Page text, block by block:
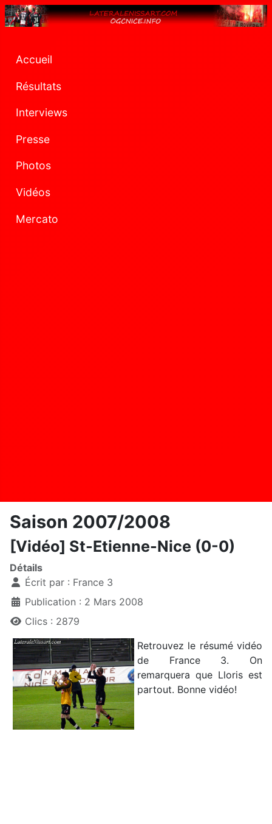
Accueil
Résultats
Interviews
Presse
Photos
Vidéos
Mercato
Saison 2007/2008
[Vidéo] St-Etienne-Nice (0-0)
Détails
Écrit par : France 3
Publication : 2 Mars 2008
Clics : 2879
Retrouvez le résumé vidéo
de France 3. On
remarquera que Lloris est
partout. Bonne vidéo!